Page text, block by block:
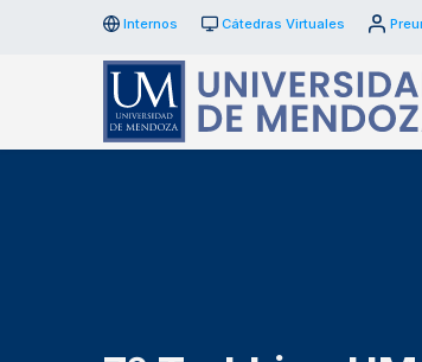
Internos Cátedras Virtuales